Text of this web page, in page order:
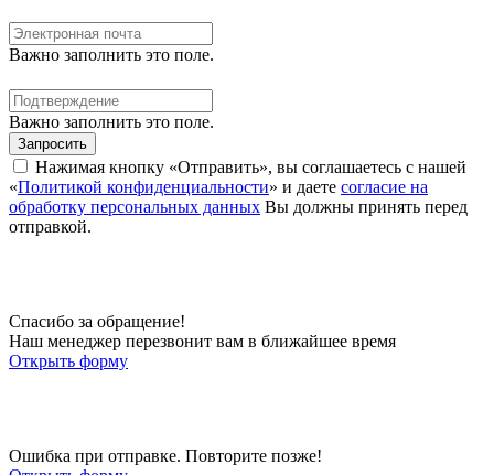
Важно заполнить это поле.
Важно заполнить это поле.
Запросить
Нажимая кнопку «Отправить», вы соглашаетесь с нашей
«Политикой конфиденциальности» и даете согласие на
обработку персональных данных Вы должны принять перед
отправкой.
Спасибо за обращение!
Наш менеджер перезвонит вам в ближайшее время
Открыть форму
Ошибка при отправке. Повторите позже!